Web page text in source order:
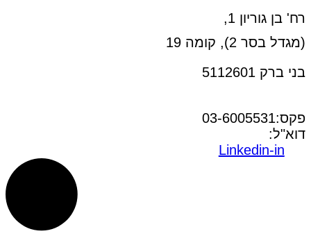
רח' בן גוריון 1,
(מגדל בסר 2), קומה 19
בני ברק 5112601
פקס:03-6005531
דוא"ל:
Linkedin-in